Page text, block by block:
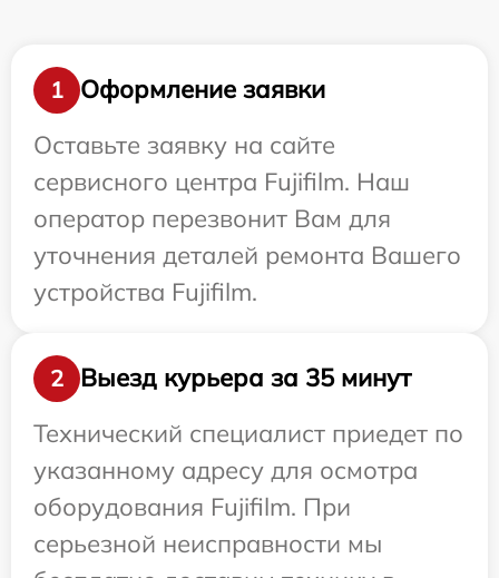
1
Оформление заявки
Оставьте заявку на сайте
сервисного центра Fujifilm. Наш
оператор перезвонит Вам для
уточнения деталей ремонта Вашего
устройства Fujifilm.
2
Выезд курьера за 35 минут
Технический специалист приедет по
указанному адресу для осмотра
оборудования Fujifilm. При
серьезной неисправности мы